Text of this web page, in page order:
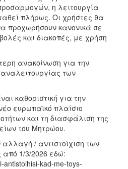
η λειτουργία
πλήρως. Οι χρήστες θα
προχωρήσουν κανονικά σε
και διακοπές, με χρήση
ανακοίνωση για την
των
καθοριστική για την
ευρωπαϊκό πλαίσιο
και τη διασφάλιση της
του Μητρώου.
/ αντιστοίχιση των
από 1/3/2026 εδώ:
antistoihisi-kad-me-toys-